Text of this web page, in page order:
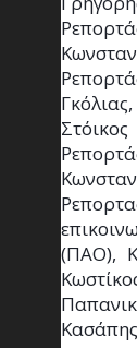
Στόικος
(ΠΑΟ),